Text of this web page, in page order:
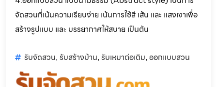
จัดสวนที่เน้นความเรียบง่าย เน้นการใช้สี เส้น และ แสงเงาเพื่อ
สร้างรูปแบบ และ บรรยากาศให้สบาย เป็นต้น
รับจัดสวน, รับสร้างบ้าน, รับเหมาต่อเติม, ออกแบบสวน